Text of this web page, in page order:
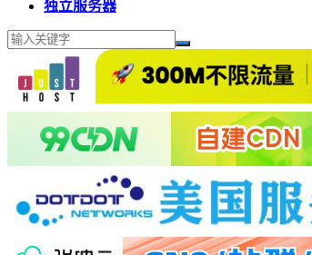
独立服务器